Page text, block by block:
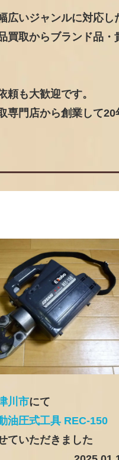
いジャンルに対応し
買取からブランド品
頼も大歓迎です。
専門店から創業して
川市にて
油圧式工具 REC-150
ていただきました